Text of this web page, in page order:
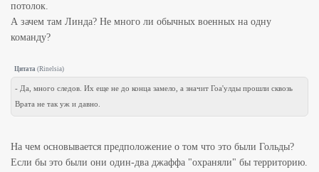
потолок.
А зачем там Линда? Не много ли обычных военных на одну
команду?
Цитата (Rinelsia)
- Да, много следов. Их еще не до конца замело, а значит Гоа'улды прошли сквозь
Врата не так уж и давно.
На чем основывается предположение о том что это были Гольды?
Если бы это были они один-два джаффа "охраняли" бы территорию.